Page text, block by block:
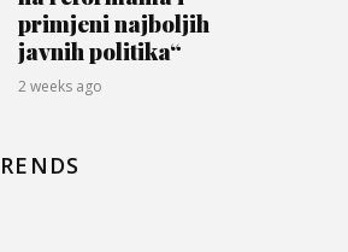
primjeni najboljih
javnih politika“
2 weeks ago